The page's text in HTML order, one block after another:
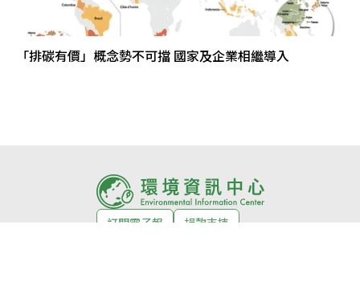
「排碳有價」概念勢不可擋 國家及企業相繼導入
訂閱電子報
捐款支持